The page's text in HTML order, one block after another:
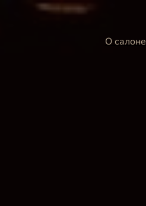
О салоне